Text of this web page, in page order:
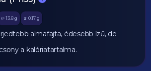
🥔 13.8 g 🫒 0.17g
almafajta, édesebb ízű, de
a kalóriatartalma.